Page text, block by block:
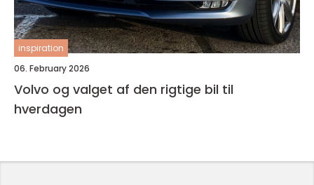
inspiration
06. February 2026
Volvo og valget af den rigtige bil til
hverdagen